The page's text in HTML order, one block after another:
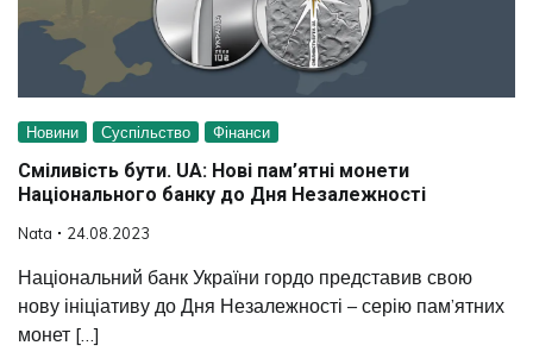
Новини Суспільство Фінанси
Сміливість бути. UA: Нові пам’ятні монети
Національного банку до Дня Незалежності
Nata 24.08.2023
Національний банк України гордо представив свою
нову ініціативу до Дня Незалежності – серію пам’ятних
монет […]